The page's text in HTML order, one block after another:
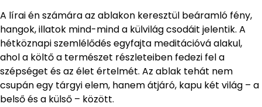
A lírai én számára az ablakon keresztül beáramló fény,
hangok, illatok mind-mind a külvilág csodáit jelentik. A
hétköznapi szemlélődés egyfajta meditációvá alakul,
ahol a költő a természet részleteiben fedezi fel a
szépséget és az élet értelmét. Az ablak tehát nem
csupán egy tárgyi elem, hanem átjáró, kapu két világ – a
belső és a külső – között.